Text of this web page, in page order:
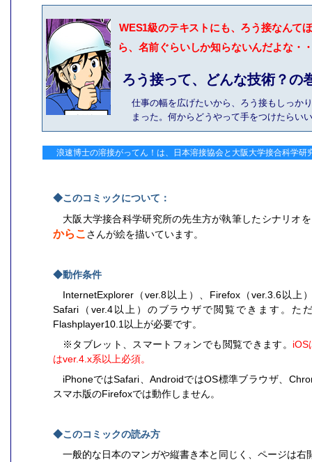
WES1級のテキストにも、ろう接なんて
ら、名前ぐらいしか知らないんだよな・
ろう接って、どんな技術？の
仕事の幅を広げたいから、ろう接もしっか
まった。何からどうやって手をつけたらい
浪速博士の溶接がってん！は、日本溶接協会と大阪大学接合科学研
◆このコミックについて：
大阪大学接合科学研究所の先生方が執筆したシナリオ
からこ さんが絵を描いています。
◆動作条件
InternetExplorer（ver.8以上）、Firefox（ver.3.6以上
Safari（ver.4以上）のブラウザで閲覧できます。た
Flashplayer10.1以上が必要です。
※タブレット、スマートフォンでも閲覧できます。 iOS
はver.4.x系以上必須。
iPhoneではSafari、AndroidではOS標準ブラウザ、
スマホ版のFirefoxでは動作しません。
◆このコミックの読み方
一般的な日本のマンガや縦書き本と同じく、ページは右